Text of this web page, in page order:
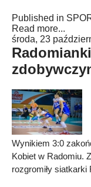
Published in
Read more...
środa, 23
Wynikiem 3:0
Kobiet w Radomiu.
rozgromiły